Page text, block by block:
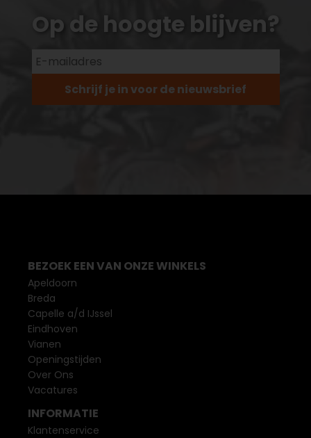
Op de hoogte blijven?
Schrijf je in voor de nieuwsbrief
BEZOEK EEN VAN ONZE WINKELS
Apeldoorn
Breda
Capelle a/d IJssel
Eindhoven
Vianen
Openingstijden
Over Ons
Vacatures
INFORMATIE
Klantenservice